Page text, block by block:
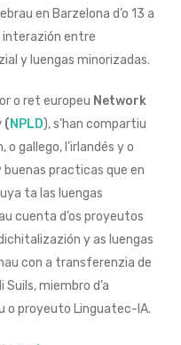
en Barzelona d’o 13 a
interazión entre
y luengas minorizadas.
o ret europeu Network
(NPLD), s’han compartiu
o gallego, l’irlandés y o
practicas que en
ta las luengas
cuenta d’os proyeutos
y as luengas
con a transferenzia de
miembro d’a
o proyeuto Linguatec-IA.